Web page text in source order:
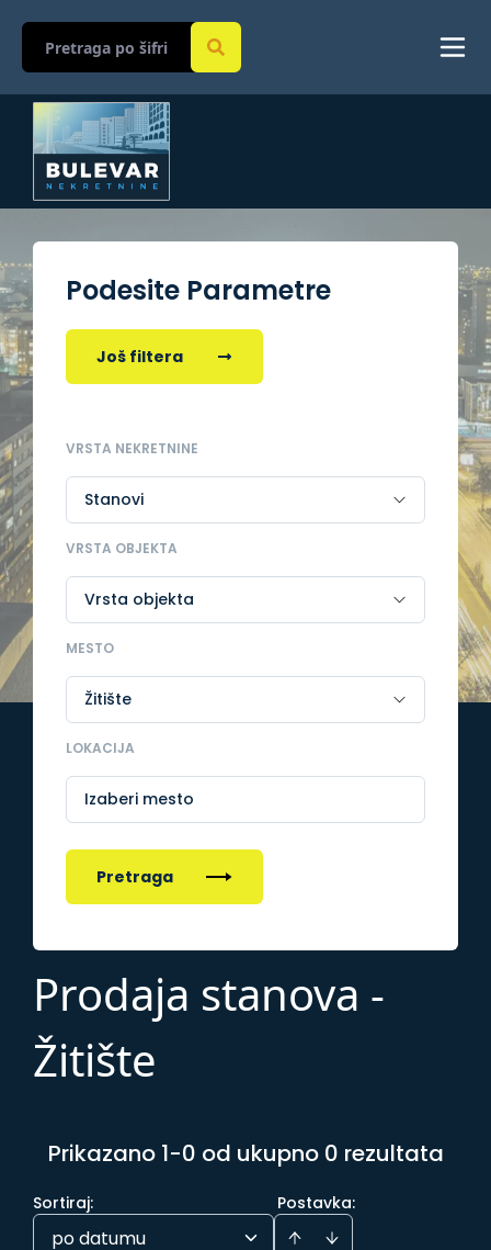
Podesite Parametre
Još filtera
VRSTA NEKRETNINE
VRSTA OBJEKTA
MESTO
LOKACIJA
Izaberi mesto
Pretraga
Prodaja stanova -
Žitište
Prikazano 1-0 od ukupno 0 rezultata
Postavka:
Sortiraj:
po datumu